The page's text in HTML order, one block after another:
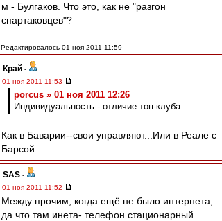
м - Булгаков. Что это, как не "разгон
спартаковцев"?
Редактировалось 01 ноя 2011 11:59
Край -
01 ноя 2011 11:53
porcus » 01 ноя 2011 12:26
Индивидуальность - отличие топ-клуба.
Как в Баварии--свои управляют...Или в Реале с
Барсой...
SAS -
01 ноя 2011 11:52
Между прочим, когда ещё не было интернета,
да что там инета- телефон стационарный